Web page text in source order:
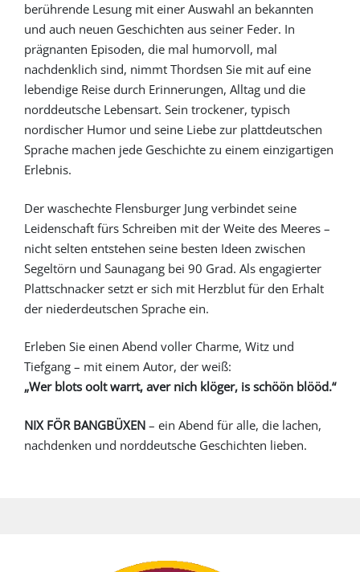
berührende Lesung mit einer Auswahl an bekannten
und auch neuen Geschichten aus seiner Feder. In
prägnanten Episoden, die mal humorvoll, mal
nachdenklich sind, nimmt Thordsen Sie mit auf eine
lebendige Reise durch Erinnerungen, Alltag und die
norddeutsche Lebensart. Sein trockener, typisch
nordischer Humor und seine Liebe zur plattdeutschen
Sprache machen jede Geschichte zu einem einzigartigen
Erlebnis.
Der waschechte Flensburger Jung verbindet seine
Leidenschaft fürs Schreiben mit der Weite des Meeres –
nicht selten entstehen seine besten Ideen zwischen
Segeltörn und Saunagang bei 90 Grad. Als engagierter
Plattschnacker setzt er sich mit Herzblut für den Erhalt
der niederdeutschen Sprache ein.
Erleben Sie einen Abend voller Charme, Witz und
Tiefgang – mit einem Autor, der weiß:
„Wer blots oolt warrt, aver nich klöger, is schöön blööd.“
NIX FÖR BANGBÜXEN – ein Abend für alle, die lachen,
nachdenken und norddeutsche Geschichten lieben.